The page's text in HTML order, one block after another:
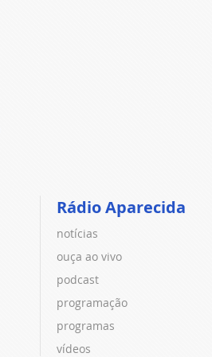
Rádio Aparecida
notícias
ouça ao vivo
podcast
programação
programas
vídeos